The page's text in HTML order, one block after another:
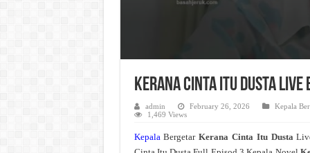
Kerana Cinta Itu Dusta Live
admin February 26, 2026 Kepala
1,469 Views
KepalaBergetarKerana Cinta Itu Dusta